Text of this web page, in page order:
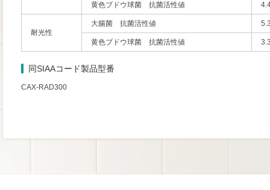
黄色ブドウ球菌 抗菌活性値
耐光性
大腸菌 抗菌活性値
黄色ブドウ球菌 抗菌活性値
同SIAAコード製品型番
CAX-RAD300